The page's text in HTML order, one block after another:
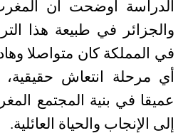
الدراسة أوضحت أن
والجزائر في طبيعة هذا
في المملكة كان متواصلا
أي مرحلة انتعاش
عميقا في بنية المجتمع
إلى الإنجاب والحياة العائلية.